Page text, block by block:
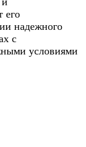
его
надежного
с
условиями